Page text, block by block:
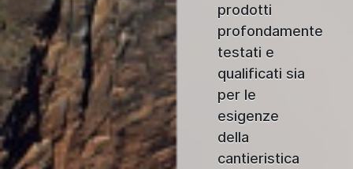
prodotti
profondamente
testati e
qualificati sia
per le
esigenze
della
cantieristica